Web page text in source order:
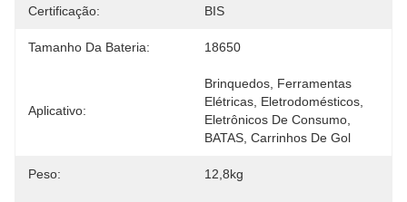
Certificação: BIS
Tamanho Da Bateria: 18650
Aplicativo:
Brinquedos, Ferramentas
Elétricas, Eletrodomésticos,
Eletrônicos De Consumo,
BATAS, Carrinhos De Gol
Peso: 12,8kg